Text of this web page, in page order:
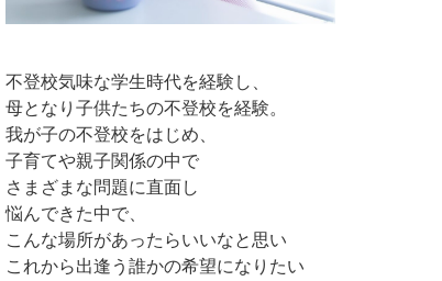
不登校気味な学生時代を経験し、
母となり子供たちの不登校を経験。
我が子の不登校をはじめ、
子育てや親子関係の中で
さまざまな問題に直面し
悩んできた中で、
こんな場所があったらいいなと思い
これから出逢う誰かの希望になりたい